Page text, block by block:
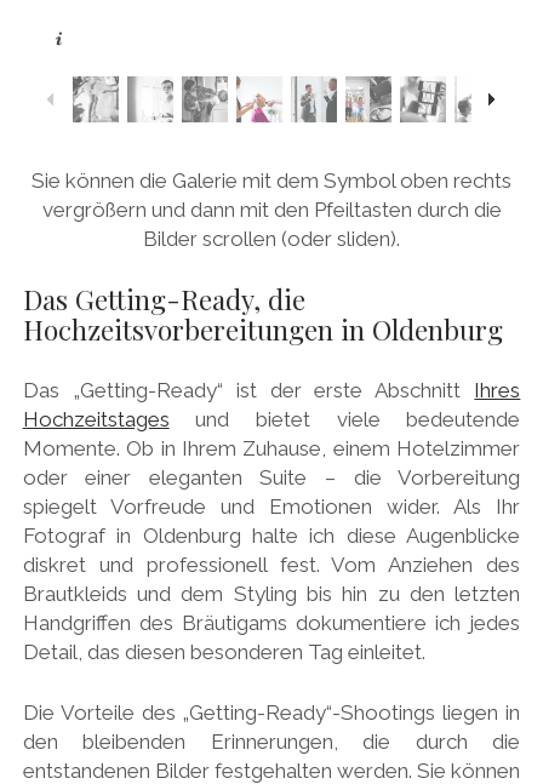
Sie können die Galerie mit dem Symbol oben rechts
vergrößern und dann mit den Pfeiltasten durch die
Bilder scrollen (oder sliden).
Das Getting-Ready, die
Hochzeitsvorbereitungen in Oldenburg
Das „Getting-Ready“ ist der erste Abschnitt Ihres
Hochzeitstages und bietet viele bedeutende
Momente. Ob in Ihrem Zuhause, einem Hotelzimmer
oder einer eleganten Suite – die Vorbereitung
spiegelt Vorfreude und Emotionen wider. Als Ihr
Fotograf in Oldenburg halte ich diese Augenblicke
diskret und professionell fest. Vom Anziehen des
Brautkleids und dem Styling bis hin zu den letzten
Handgriffen des Bräutigams dokumentiere ich jedes
Detail, das diesen besonderen Tag einleitet.
Die Vorteile des „Getting-Ready“-Shootings liegen in
den bleibenden Erinnerungen, die durch die
entstandenen Bilder festgehalten werden. Sie können